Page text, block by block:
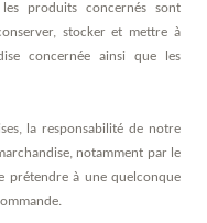
produits concernés sont
stocker et mettre à
concernée ainsi que les
la responsabilité de notre
notamment par le
prétendre à une quelconque